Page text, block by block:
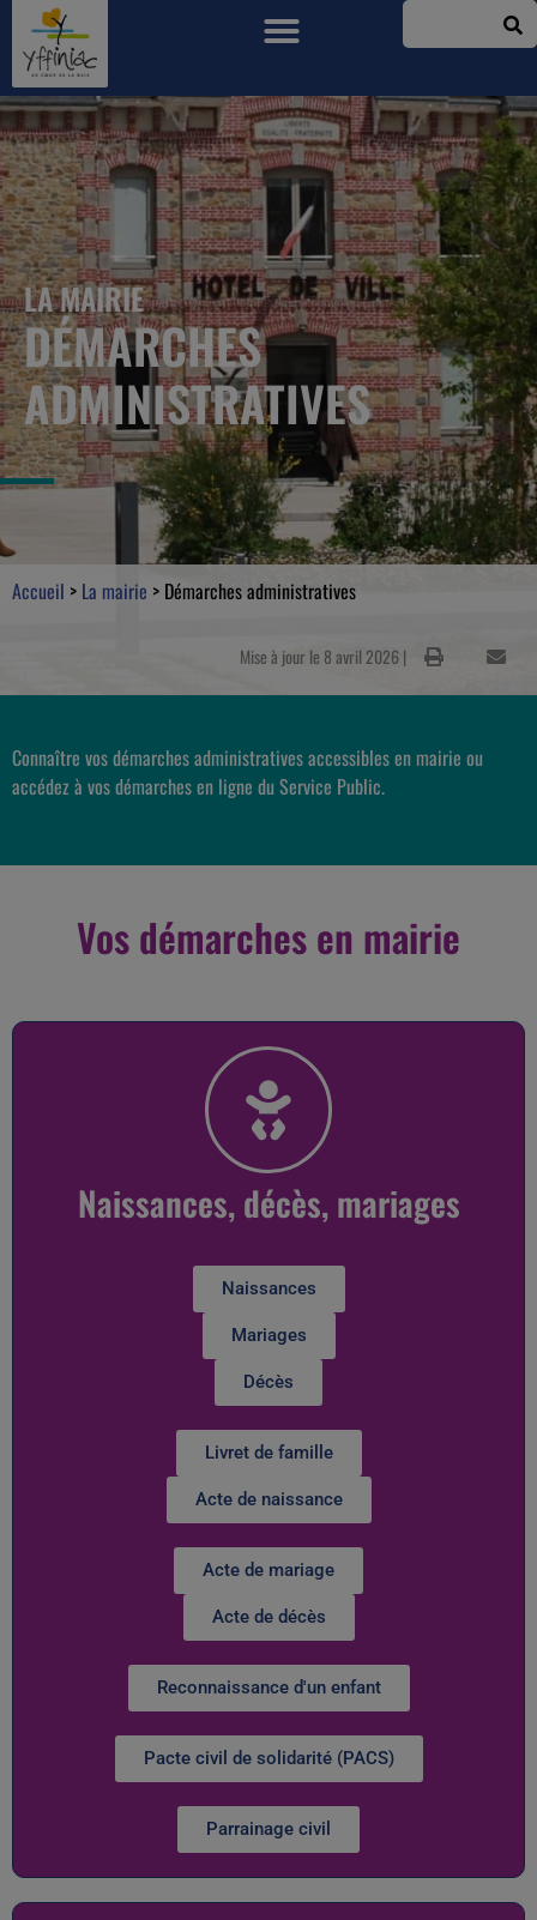
LA MAIRIE
DÉMARCHES
ADMINISTRATIVES
Accueil > La mairie > Démarches administratives
Mise à jour le 8 avril 2026 |
Connaître vos démarches administratives accessibles en mairie ou
accédez à vos démarches en ligne du Service Public.
Vos démarches en mairie
Naissances, décès, mariages
Naissances
Mariages
Décès
Livret de famille
Acte de naissance
Acte de mariage
Acte de décès
Reconnaissance d'un enfant
Pacte civil de solidarité (PACS)
Parrainage civil